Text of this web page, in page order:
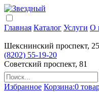
Главная Каталог Услуги О
Шекснинский проспект,
(8202) 55-19-20
Советский проспект, 81
Избранное Корзина:0